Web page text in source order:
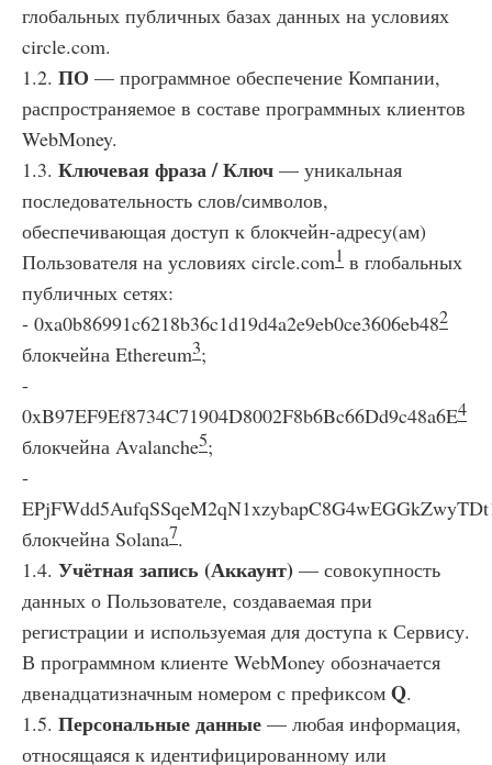
глобальных публичных базах данных на условиях
circle.com.
1.2. ПО — программное обеспечение Компании,
распространяемое в составе программных клиентов
WebMoney.
1.3. Ключевая фраза / Ключ — уникальная
последовательность слов/символов,
обеспечивающая доступ к блокчейн-адресу(ам)
Пользователя на условиях circle.com1 в глобальных
публичных сетях:
- 0xa0b86991c6218b36c1d19d4a2e9eb0ce3606eb482
блокчейна Ethereum3;
-
0xB97EF9Ef8734C71904D8002F8b6Bc66Dd9c48a6E4
блокчейна Avalanche5;
-
блокчейна Solana7.
1.4. Учётная запись (Аккаунт) — совокупность
данных о Пользователе, создаваемая при
регистрации и используемая для доступа к Сервису.
В программном клиенте WebMoney обозначается
двенадцатизначным номером с префиксом Q.
1.5. Персональные данные — любая информация,
относящаяся к идентифицированному или